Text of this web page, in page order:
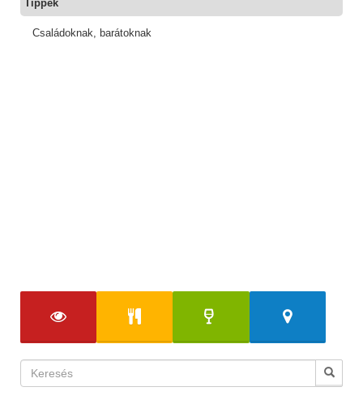
Tippek
Családoknak, barátoknak